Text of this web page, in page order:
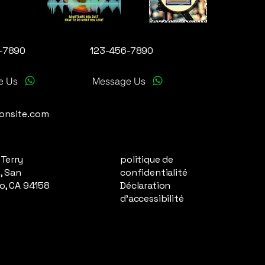
Us
123-456-7890
Message Us
San
CA 94158
politique de
confidentialité
Déclaration
d'accessibilité